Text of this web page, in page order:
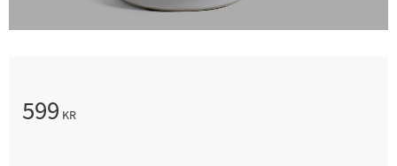
599 KR